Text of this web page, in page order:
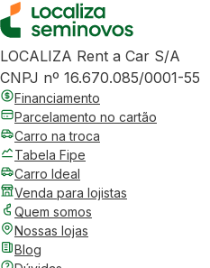
LOCALIZA Rent a Car S/A
CNPJ nº 16.670.085/0001-55
Financiamento
Parcelamento no cartão
Carro na troca
Tabela Fipe
Carro Ideal
Venda para lojistas
Quem somos
Nossas lojas
Blog